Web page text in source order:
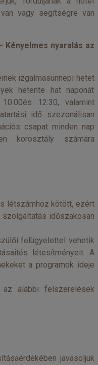
vagy segítségre van
Kényelmes nyaralás az
izgalmasünnepi hetet
hetente hat naponát
12:30, valamint
idő szezonálisan
csapat minden nap
korosztály számára
létszámhoz kötött, ezért
időszakosan
felügyelettel vehetik
létesítményeit. A
a programok ideje
az alábbi felszerelések
javasoljuk